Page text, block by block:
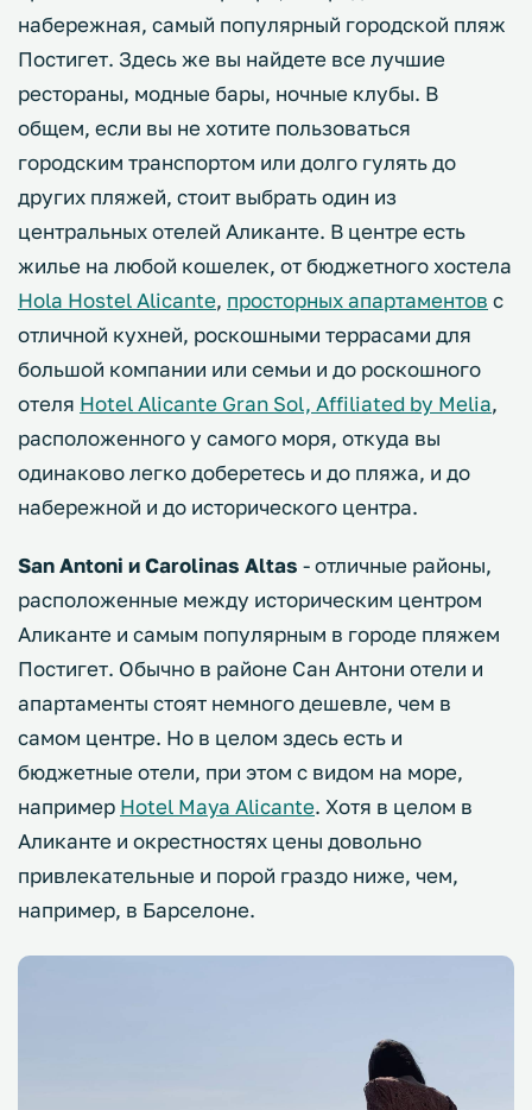
набережная, самый популярный городской пляж
Постигет. Здесь же вы найдете все лучшие
рестораны, модные бары, ночные клубы. В
общем, если вы не хотите пользоваться
городским транспортом или долго гулять до
других пляжей, стоит выбрать один из
центральных отелей Аликанте. В центре есть
жилье на любой кошелек, от бюджетного хостела
Hola Hostel Alicante, просторных апартаментов с
отличной кухней, роскошными террасами для
большой компании или семьи и до роскошного
отеля Hotel Alicante Gran Sol, Affiliated by Melia,
расположенного у самого моря, откуда вы
одинаково легко доберетесь и до пляжа, и до
набережной и до исторического центра.
San Antoni и Carolinas Altas - отличные районы,
расположенные между историческим центром
Аликанте и самым популярным в городе пляжем
Постигет. Обычно в районе Сан Антони отели и
апартаменты стоят немного дешевле, чем в
самом центре. Но в целом здесь есть и
бюджетные отели, при этом с видом на море,
например Hotel Maya Alicante. Хотя в целом в
Аликанте и окрестностях цены довольно
привлекательные и порой граздо ниже, чем,
например, в Барселоне.